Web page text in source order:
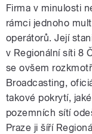
Firma v minulosti
rámci jednoho
operátorů. Její
v Regionální síti 8
se ovšem
Broadcasting,
takové pokrytí,
pozemních sítí
Praze ji šíří